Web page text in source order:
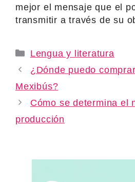
mejor el mensaje que el
transmitir a través de su
Categories
Lengua y literatura
¿Dónde puedo
Mexibús?
Cómo se determina el
producción